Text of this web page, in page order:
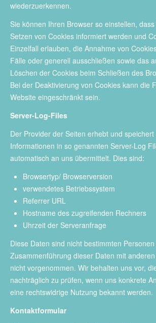
wiederzuerkennen.
Sie können Ihren Browser so einstellen,
Setzen von Cookies informiert werden und
Einzelfall erlauben, die Annahme von
Fälle oder generell ausschließen sowie das
Löschen der Cookies beim Schließen des
Bei der Deaktivierung von Cookies kann die
Website eingeschränkt sein.
Server-Log-Files
Der Provider der Seiten erhebt und
Informationen in so genannten Server-Log
automatisch an uns übermittelt. Dies sind:
Browsertyp/ Browserversion
verwendetes Betriebssystem
Referrer URL
Hostname des zugreifenden Rechners
Uhrzeit der Serveranfrage
Diese Daten sind nicht bestimmten
Zusammenführung dieser Daten mit
nicht vorgenommen. Wir behalten uns vor,
nachträglich zu prüfen, wenn uns konkrete
eine rechtswidrige Nutzung bekannt werden.
Kontaktformular